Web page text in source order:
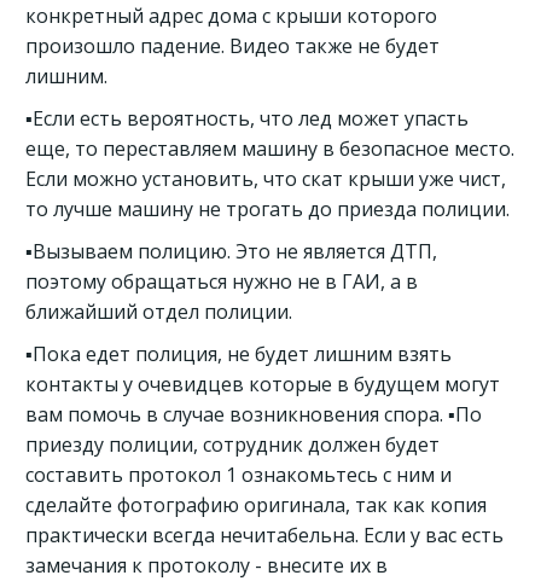
конкретный адрес дома с крыши которого
произошло падение. Видео также не будет
лишним.
▪️Если есть вероятность, что лед может упасть
еще, то переставляем машину в безопасное место.
Если можно установить, что скат крыши уже чист,
то лучше машину не трогать до приезда полиции.
▪️Вызываем полицию. Это не является ДТП,
поэтому обращаться нужно не в ГАИ, а в
ближайший отдел полиции.
▪️Пока едет полиция, не будет лишним взять
контакты у очевидцев которые в будущем могут
вам помочь в случае возникновения спора. ▪️По
приезду полиции, сотрудник должен будет
составить протокол 1 ознакомьтесь с ним и
сделайте фотографию оригинала, так как копия
практически всегда нечитабельна. Если у вас есть
замечания к протоколу - внесите их в